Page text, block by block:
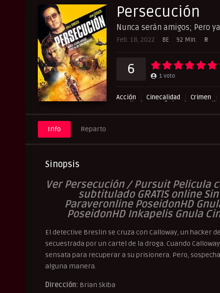
Persecución
Nunca serán amigos; Pero
Feb. 18, 2022 BE 92 Min. R
6 1 voto
Acción Cinecalidad
Crimen
Peliculas Español Latino
Info Reparto
Sinopsis
Ver Persecución / Pursuit Pelicula
subtitulado GRATIS online
Paraveronline PoseidonHD
PoseidonHD Inkapelis Gnula
El detective Breslin se cruza con Calloway, un hacker
secuestrada por un cartel de la droga. Cuando
sensata para recuperar a su prisionera. Pero,
alguna manera.
Dirección: Brian Skiba